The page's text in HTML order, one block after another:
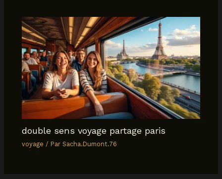
double sens voyage partage paris
voyage / ParSacha.Dumont.76